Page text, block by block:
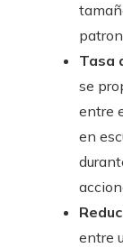
Tasa
se
entre
en
entre